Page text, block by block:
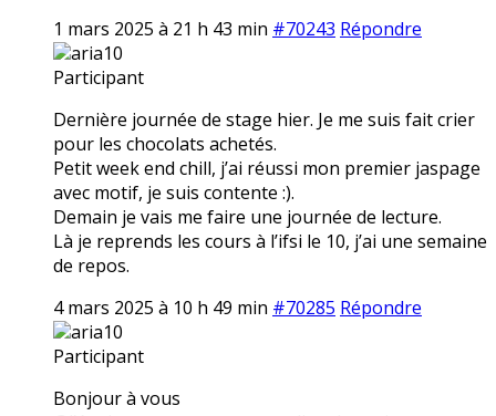
1 mars 2025 à 21 h 43 min #70243 Répondre
aria10
Participant
Dernière journée de stage hier. Je me suis fait crier
pour les chocolats achetés.
Petit week end chill, j’ai réussi mon premier jaspage
avec motif, je suis contente :).
Demain je vais me faire une journée de lecture.
Là je reprends les cours à l’ifsi le 10, j’ai une semaine
de repos.
4 mars 2025 à 10 h 49 min #70285 Répondre
aria10
Participant
Bonjour à vous